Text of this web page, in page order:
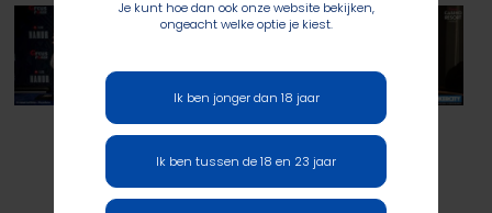
Je kunt hoe dan ook onze website bekijken,
ongeacht welke optie je kiest.
Ik ben jonger dan 18 jaar
Ik ben tussen de 18 en 23 jaar